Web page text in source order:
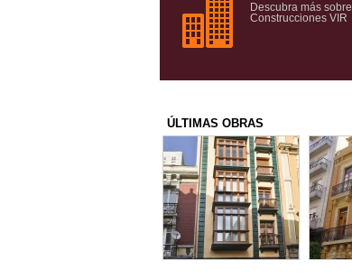
Descubra más sobre
Construcciones VIR
ÚLTIMAS OBRAS